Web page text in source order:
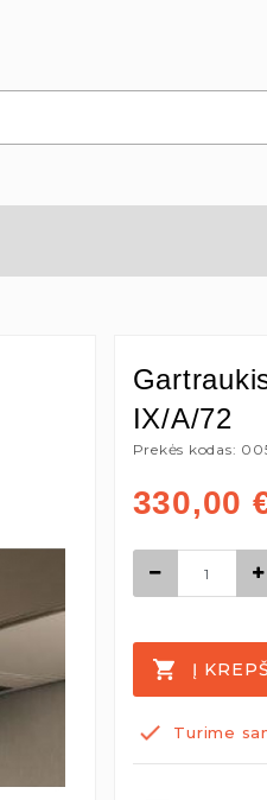
IX/A/72
Prekės kodas:
330,00
Į
Turime